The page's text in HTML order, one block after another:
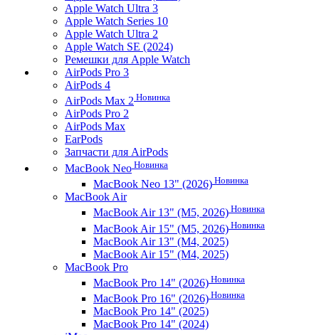
Apple Watch Ultra 3
Apple Watch Series 10
Apple Watch Ultra 2
Apple Watch SE (2024)
Ремешки для Apple Watch
AirPods Pro 3
AirPods 4
AirPods Max 2 Новинка
AirPods Pro 2
AirPods Max
EarPods
Запчасти для AirPods
MacBook Neo Новинка
MacBook Neo 13" (2026) Новинка
MacBook Air
MacBook Air 13" (M5, 2026) Новинка
MacBook Air 15" (M5, 2026) Новинка
MacBook Air 13" (M4, 2025)
MacBook Air 15" (M4, 2025)
MacBook Pro
MacBook Pro 14" (2026) Новинка
MacBook Pro 16" (2026) Новинка
MacBook Pro 14" (2025)
MacBook Pro 14" (2024)